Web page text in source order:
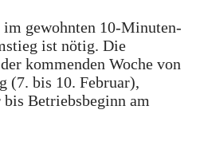
gewohnten 10-Minuten-
ist nötig. Die
kommenden Woche von
(7. bis 10. Februar),
Betriebsbeginn am